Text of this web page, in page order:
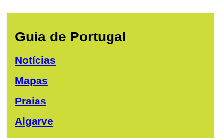
Guia de Portugal
Notícias
Mapas
Praias
Algarve